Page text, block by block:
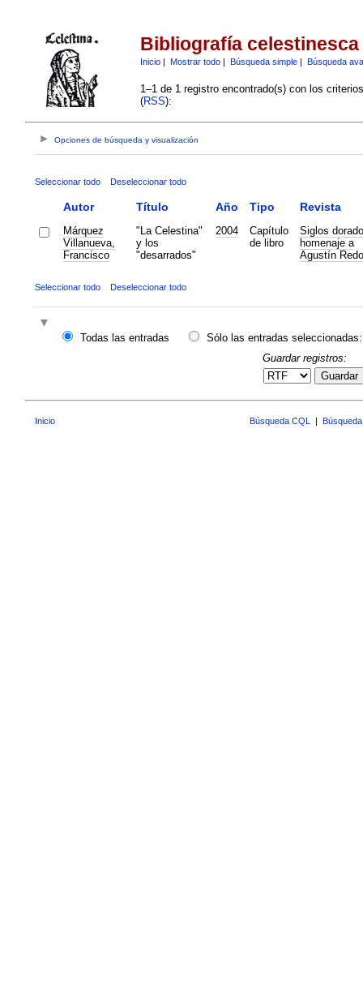
Bibliografía celestinesca
Inicio| Mostrar todo| Búsqueda simple| Búsqueda
1–1 de 1 registro encontrado(s) con los
(RSS):
Opciones de búsqueda y visualización
Seleccionar todo Deseleccionar todo
Autor Título Año Tipo Revista
Márquez
Villanueva,
Francisco
"La Celestina"
y los
"desarrados"
2004
Capítulo
de libro
Siglos
homenaje a
Agustín
Seleccionar todo Deseleccionar todo
Todas las entradas
Sólo las entradas seleccionadas:
Guardar registros:
Guardar
Inicio Búsqueda CQL